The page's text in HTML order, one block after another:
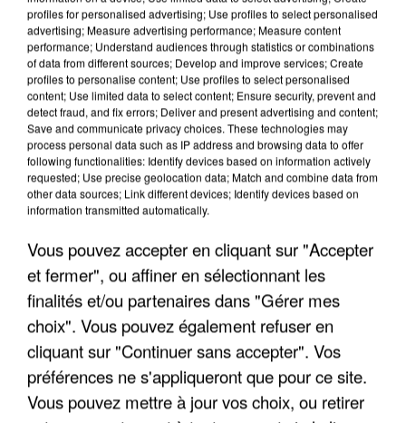
APRÈS TOUTES CES CANICULES, LES REFUGES
DE FAUNE SAUVAGE SONT...
profiles for personalised advertising; Use profiles to select personalised
advertising; Measure advertising performance; Measure content
performance; Understand audiences through statistics or combinations
of data from different sources; Develop and improve services; Create
profiles to personalise content; Use profiles to select personalised
content; Use limited data to select content; Ensure security, prevent and
detect fraud, and fix errors; Deliver and present advertising and content;
Save and communicate privacy choices. These technologies may
process personal data such as IP address and browsing data to offer
following functionalities: Identify devices based on information actively
requested; Use precise geolocation data; Match and combine data from
other data sources; Link different devices; Identify devices based on
information transmitted automatically.
Vous pouvez accepter en cliquant sur "Accepter
et fermer", ou affiner en sélectionnant les
finalités et/ou partenaires dans "Gérer mes
choix". Vous pouvez également refuser en
cliquant sur "Continuer sans accepter". Vos
préférences ne s'appliqueront que pour ce site.
Vous pouvez mettre à jour vos choix, ou retirer